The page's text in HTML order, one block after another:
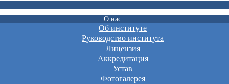
О нас
Об институте
Руководство института
Лицензия
Аккредитация
Устав
Фотогалерея